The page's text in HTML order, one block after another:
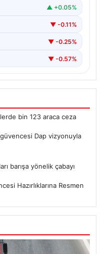
▲ +0.05%
▼ -0.11%
▼ -0.25%
▼ -0.57%
bin 123 araca ceza
güvencesi Dap vizyonuyla
barışa yönelik çabayı
Hazırlıklarına Resmen